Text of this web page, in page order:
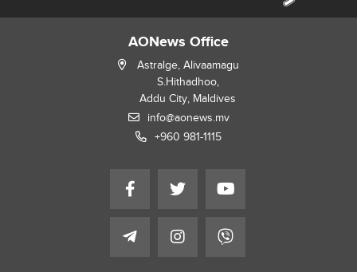
AONews Office
Astralge, Alivaamagu
S.Hithadhoo,
Addu City, Maldives
info@aonews.mv
+960 981-1115